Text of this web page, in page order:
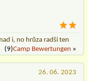
i, no hrůza radši ten
(9)Camp Bewertungen »
26. 06. 2023